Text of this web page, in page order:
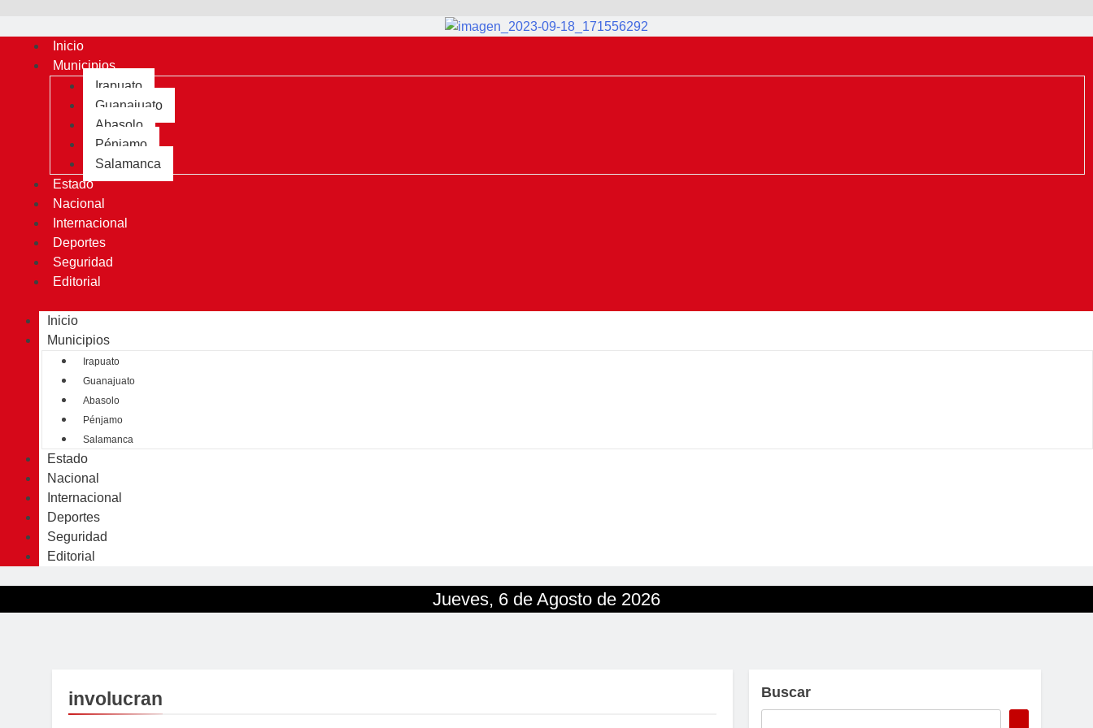
Inicio
Municipios
Irapuato
Guanajuato
Abasolo
Pénjamo
Salamanca
Estado
Nacional
Internacional
Deportes
Seguridad
Editorial
Inicio
Municipios
Irapuato
Guanajuato
Abasolo
Pénjamo
Salamanca
Estado
Nacional
Internacional
Deportes
Seguridad
Editorial
Jueves, 6 de Agosto de 2026
involucran Buscar